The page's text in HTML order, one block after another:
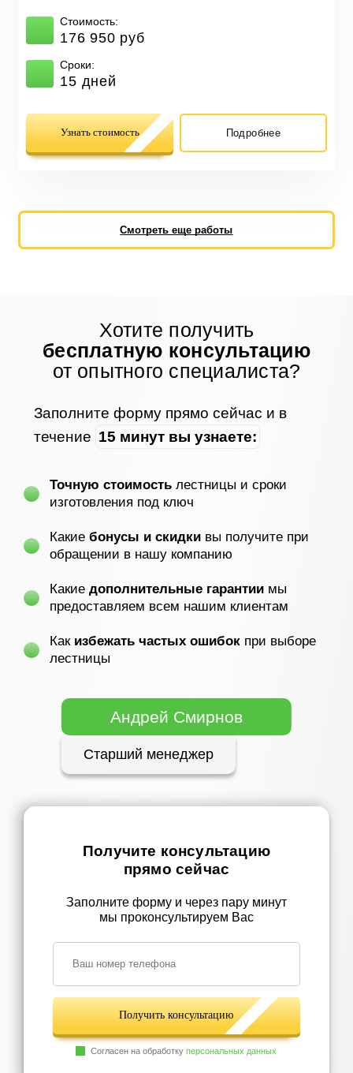
Стоимость:
176 950 руб
Сроки:
15 дней
Узнать стоимость Подробнее
Смотреть еще работы
Хотите получить
бесплатную консультацию
от опытного специалиста?
Заполните форму прямо сейчас и в
течение 15 минут вы узнаете:
Точную стоимость лестницы и сроки
изготовления под ключ
Какие бонусы и скидки вы получите при
обращении в нашу компанию
Какие дополнительные гарантии мы
предоставляем всем нашим клиентам
Какизбежать частых ошибок при выборе
лестницы
Андрей Смирнов
Старший менеджер
Получите консультацию
прямо сейчас
Заполните форму и через пару минут
мы проконсультируем Вас
Получить консультацию
Согласен на обработкуперсональных данных